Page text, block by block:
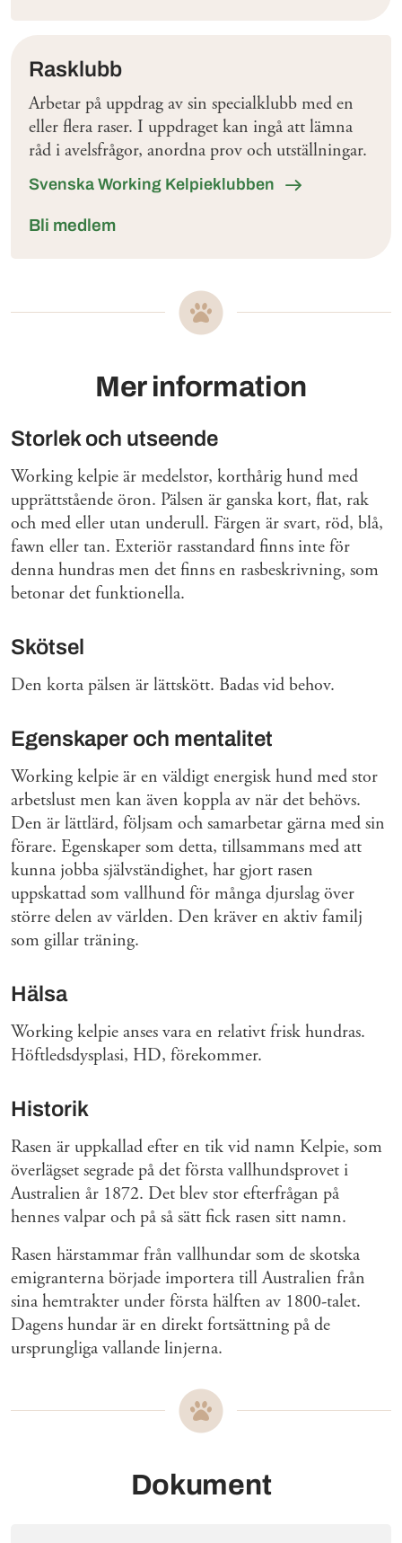
Rasklubb
Arbetar på uppdrag av sin specialklubb med en
eller flera raser. I uppdraget kan ingå att lämna
råd i avelsfrågor, anordna prov och utställningar.
Svenska Working Kelpieklubben
Bli medlem
Mer information
Storlek och utseende
Working kelpie är medelstor, korthårig hund med
upprättstående öron. Pälsen är ganska kort, flat, rak
och med eller utan underull. Färgen är svart, röd, blå,
fawn eller tan. Exteriör rasstandard finns inte för
denna hundras men det finns en rasbeskrivning, som
betonar det funktionella.
Skötsel
Den korta pälsen är lättskött. Badas vid behov.
Egenskaper och mentalitet
Working kelpie är en väldigt energisk hund med stor
arbetslust men kan även koppla av när det behövs.
Den är lättlärd, följsam och samarbetar gärna med sin
förare. Egenskaper som detta, tillsammans med att
kunna jobba självständighet, har gjort rasen
uppskattad som vallhund för många djurslag över
större delen av världen. Den kräver en aktiv familj
som gillar träning.
Hälsa
Working kelpie anses vara en relativt frisk hundras.
Höftledsdysplasi, HD, förekommer.
Historik
Rasen är uppkallad efter en tik vid namn Kelpie, som
överlägset segrade på det första vallhundsprovet i
Australien år 1872. Det blev stor efterfrågan på
hennes valpar och på så sätt fick rasen sitt namn.
Rasen härstammar från vallhundar som de skotska
emigranterna började importera till Australien från
sina hemtrakter under första hälften av 1800-talet.
Dagens hundar är en direkt fortsättning på de
ursprungliga vallande linjerna.
Dokument